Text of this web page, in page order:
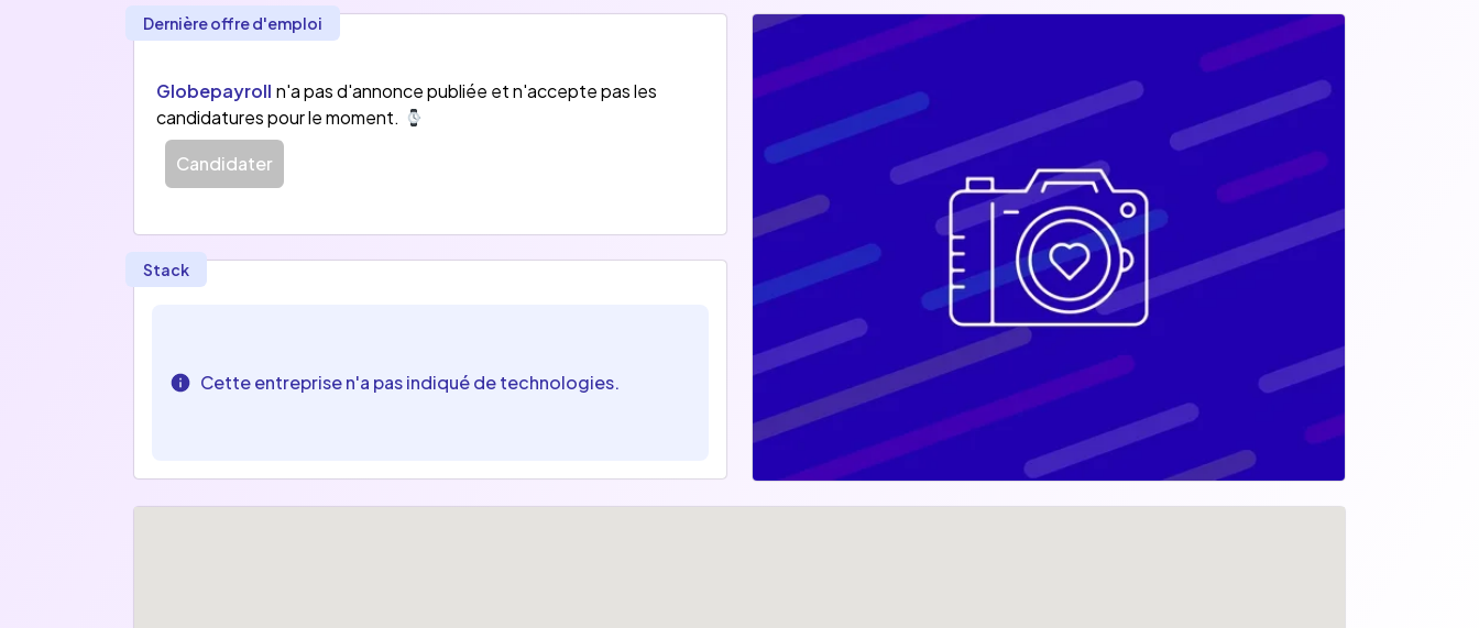
Dernière offre d'emploi
Globepayroll n'a pas d'annonce publiée et n'accepte pas les
candidatures pour le moment.
Candidater
Stack
Cette entreprise n'a pas indiqué de technologies.